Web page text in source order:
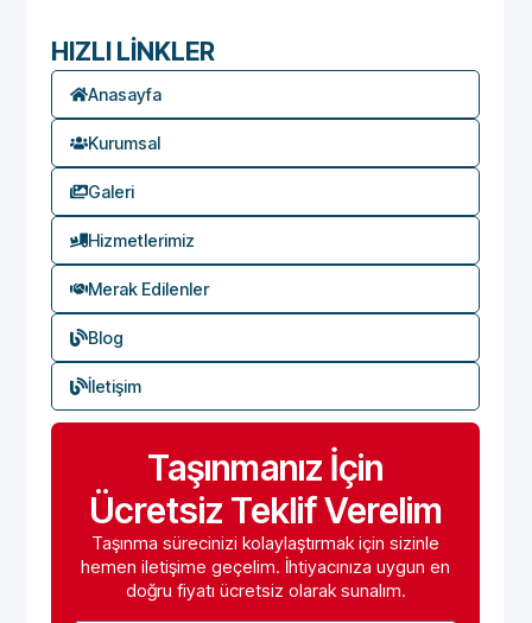
HIZLI LİNKLER
Anasayfa
Kurumsal
Galeri
Hizmetlerimiz
Merak Edilenler
Blog
İletişim
Taşınmanız İçin
Ücretsiz Teklif Verelim
Taşınma sürecinizi kolaylaştırmak için sizinle
hemen iletişime geçelim. İhtiyacınıza uygun en
doğru fiyatı ücretsiz olarak sunalım.